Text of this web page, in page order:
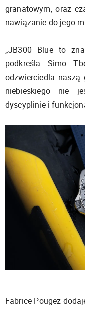
granatowym, oraz
nawiązanie do jego
„JB300 Blue to
podkreśla Simo
odzwierciedla naszą
niebieskiego nie
dyscyplinie i
Fabrice Pougez